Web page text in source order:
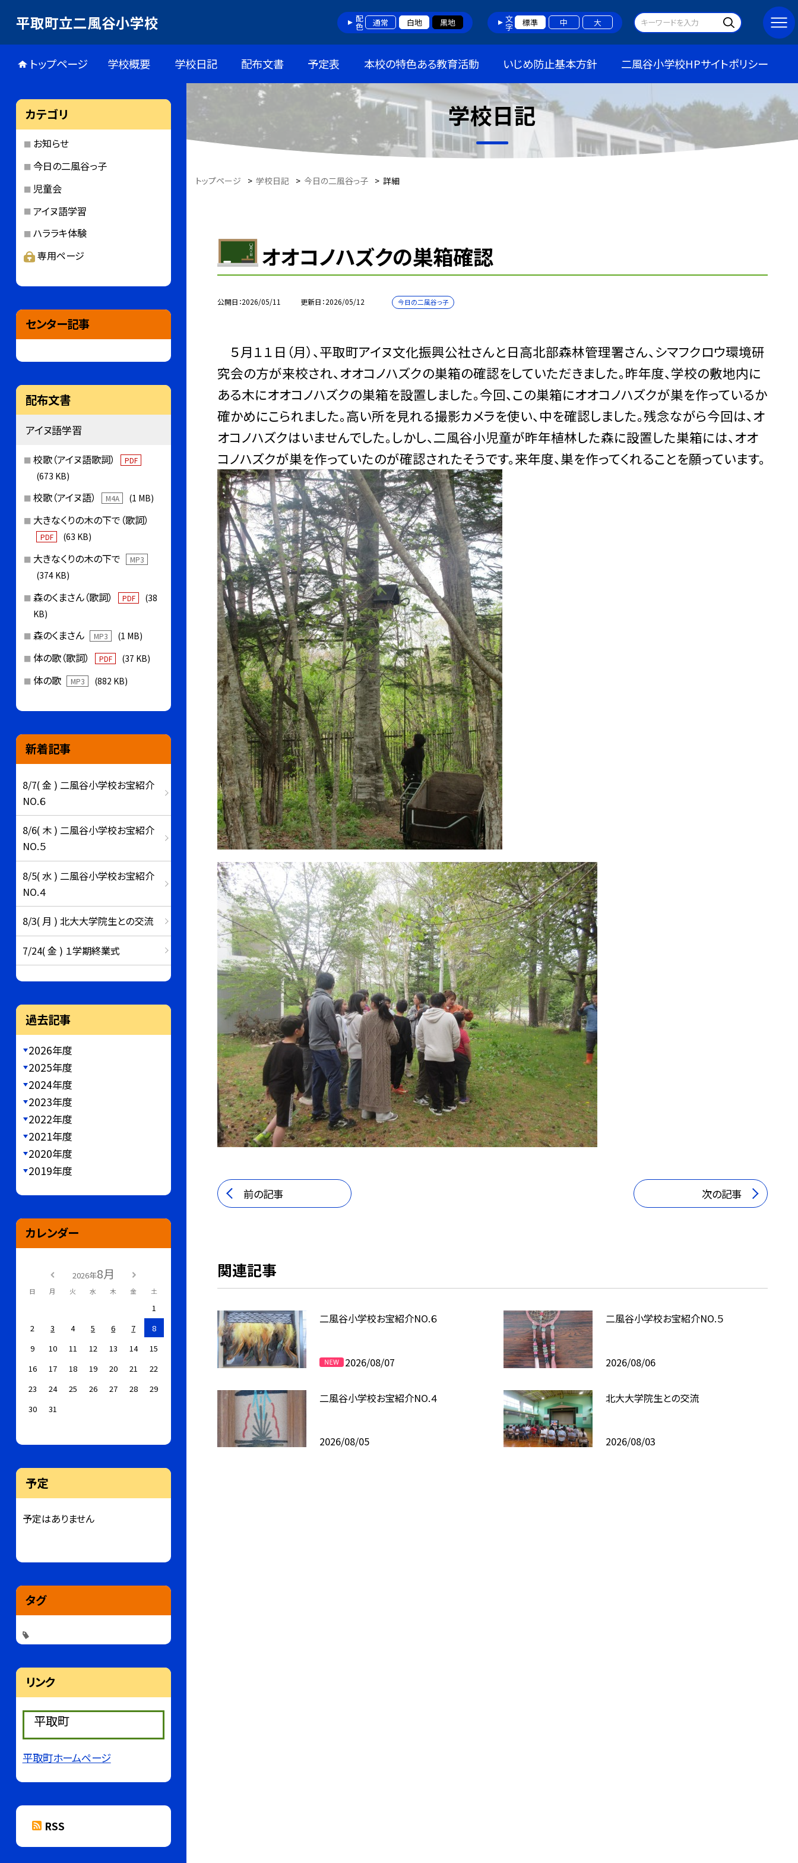
平取町立二風谷小学校 配色 通常 白地 黒地 文字 標準 中 大
トップページ 学校概要 学校日記 配布文書 予定表 本校の特色ある教育活動 いじめ防止基本方針 二風谷小学校HPサイトポリシー
学校日記
トップページ > 学校日記 > 今日の二風谷っ子 > 詳細
オオコノハズクの巣箱確認
公開日 2026/05/11 更新日 2026/05/12 今日の二風谷っ子
５月１１日（月）、平取町アイヌ文化振興公社さんと日高北部森林管理署さん、シマフクロウ環境研
究会の方が来校され、オオコノハズクの巣箱の確認をしていただきました。昨年度、学校の敷地内に
ある木にオオコノハズクの巣箱を設置しました。今回、この巣箱にオオコノハズクが巣を作っているか
確かめにこられました。高い所を見れる撮影カメラを使い、中を確認しました。残念ながら今回は、オ
オコノハズクはいませんでした。しかし、二風谷小児童が昨年植林した森に設置した巣箱には、オオ
コノハズクが巣を作っていたのが確認されたそうです。来年度、巣を作ってくれることを願っています。
前の記事 次の記事
関連記事
二風谷小学校お宝紹介NO.６
2026/08/07
二風谷小学校お宝紹介NO.５
2026/08/06
二風谷小学校お宝紹介NO.４
2026/08/05
北大大学院生との交流
2026/08/03
カテゴリ
お知らせ
今日の二風谷っ子
児童会
アイヌ語学習
ハララキ体験
専用ページ
センター記事
配布文書
アイヌ語学習
校歌（アイヌ語歌詞） PDF
(673 KB)
校歌（アイヌ語） M4A (1 MB)
大きなくりの木の下で（歌詞）
PDF (63 KB)
大きなくりの木の下で MP3
(374 KB)
森のくまさん（歌詞） PDF
(38
KB)
森のくまさん MP3 (1 MB)
体の歌（歌詞） PDF (37 KB)
体の歌 MP3 (882 KB)
新着記事
8/7( 金 ) 二風谷小学校お宝紹介
NO.６
8/6( 木 ) 二風谷小学校お宝紹介
NO.５
8/5( 水 ) 二風谷小学校お宝紹介
NO.４
8/3( 月 ) 北大大学院生との交流
7/24( 金 ) １学期終業式
過去記事
2026年度
2025年度
2024年度
2023年度
2022年度
2021年度
2020年度
2019年度
カレンダー
2026年8月
日 月 火 水 木 金 土
1
2
3 4 5 6 7
8
9
10 11 12 13 14
15
16
17 18 19 20 21
22
23
24 25 26 27 28
29
30
31
予定
予定はありません
タグ
リンク
平取町
平取町ホームページ
RSS